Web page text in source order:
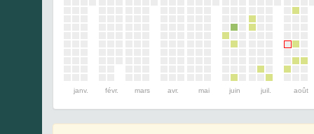
janv. févr. mars avr. mai juin juil. août